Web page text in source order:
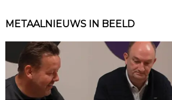
METAALNIEUWS IN BEELD